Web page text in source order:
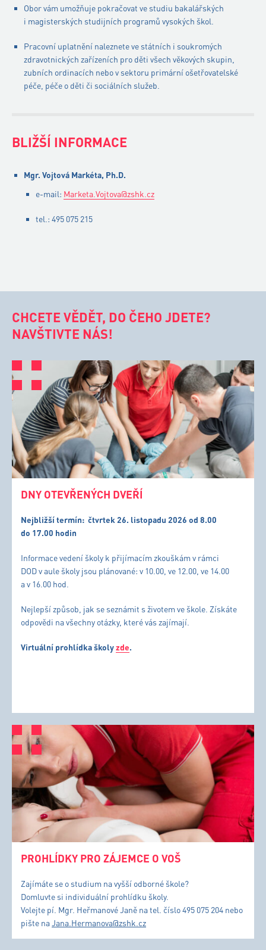
Obor vám umožňuje pokračovat ve studiu bakalářských
i magisterských studijních programů vysokých škol.
Pracovní uplatnění naleznete ve státních i soukromých
zdravotnických zařízeních pro děti všech věkových skupin,
zubních ordinacích nebo v sektoru primární ošetřovatelské
péče, péče o děti či sociálních služeb.
BLIŽŠÍ INFORMACE
Mgr. Vojtová Markéta, Ph.D.
e-mail: Marketa.Vojtova@zshk.cz
tel.: 495 075 215
CHCETE VĚDĚT, DO ČEHO JDETE?
NAVŠTIVTE NÁS!
DNY OTEVŘENÝCH DVEŘÍ
Nejbližší termín: čtvrtek 26. listopadu 2026 od 8.00
do 17.00 hodin
Informace vedení školy k přijímacím zkouškám v rámci
DOD v aule školy jsou plánované: v 10.00, ve 12.00, ve 14.00
a v 16.00 hod.
Nejlepší způsob, jak se seznámit s životem ve škole. Získáte
odpovědi na všechny otázky, které vás zajímají.
Virtuální prohlídka školyzde.
PROHLÍDKY PRO ZÁJEMCE O VOŠ
Zajímáte se o studium na vyšší odborné škole?
Domluvte si individuální prohlídku školy.
Volejte pí. Mgr. Heřmanové Janě na tel. číslo 495 075 204 nebo
pište naJana.Hermanova@zshk.cz